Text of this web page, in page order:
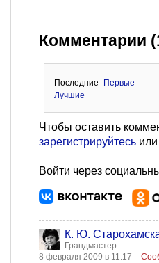
Комментарии
Последние
Первые
Лучшие
Чтобы оставить
зарегистрируйтесь или
Войти через
К. Ю.
Грандмастер
8 февраля 2009 в 11:17